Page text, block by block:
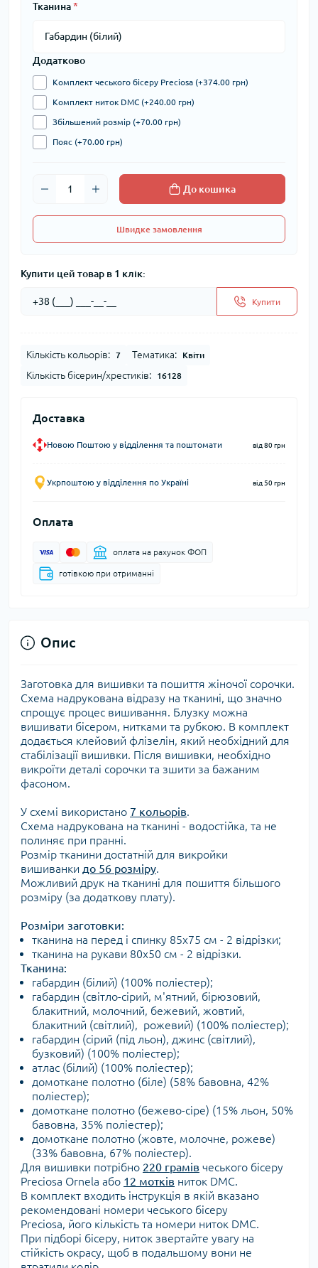
Тканина*
Додатково
Комплект чеського бісеру Preciosa (+374.00 грн)
Комплект ниток DMC (+240.00 грн)
Збільшений розмір (+70.00 грн)
Пояс (+70.00 грн)
До кошика
Швидке замовлення
Купити цей товар в 1 клік:
Купити
Кількість кольорів: 7 Тематика: Квіти
Кількість бісерин/хрестиків: 16128
Доставка
Новою Поштою у відділення та поштомати від 80 грн
Укрпоштою у відділення по Україні від 50 грн
Оплата
оплата на рахунок ФОП
готівкою при отриманні
Опис
Заготовка для вишивки та пошиття жіночої сорочки.
Схема надрукована відразу на тканині, що значно
спрощує процес вишивання. Блузку можна
вишивати бісером, нитками та рубкою. В комплект
додається клейовий флізелін, який необхідний для
стабілізації вишивки. Після вишивки, необхідно
викроїти деталі сорочки та зшити за бажаним
фасоном.
У схемі використано 7 кольорів.
Схема надрукована на тканині - водостійка, та не
полиняє при пранні.
Розмір тканини достатній для викройки
вишиванки до 56 розміру.
Можливий друк на тканині для пошиття більшого
розміру (за додаткову плату).
Розміри заготовки:
тканина на перед і спинку 85х75 см - 2 відрізки;
тканина на рукави 80х50 см - 2 відрізки.
Тканина:
габардин (білий) (100% поліестер);
габардин (світло-сірий, м'ятний, бірюзовий,
блакитний, молочний, бежевий, жовтий,
блакитний (світлий), рожевий) (100% поліестер);
габардин (сірий (під льон), джинс (світлий),
бузковий) (100% поліестер);
атлас (білий) (100% поліестер);
домоткане полотно (біле) (58% бавовна, 42%
поліестер);
домоткане полотно (бежево-сіре) (15% льон, 50%
бавовна, 35% поліестер);
домоткане полотно (жовте, молочне, рожеве)
(33% бавовна, 67% поліестер).
Для вишивки потрібно 220 грамів чеського бісеру
Preciosa Ornela або 12 мотків ниток DMC.
В комплект входить інструкція в якій вказано
рекомендовані номери чеського бісеру
Preciosa, його кількість та номери ниток DMC.
При підборі бісеру, ниток звертайте увагу на
стійкість окрасу, щоб в подальшому вони не